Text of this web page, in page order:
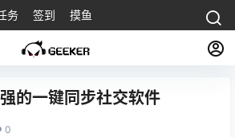
务 签到 摸鱼
的一键同步社交软件
0